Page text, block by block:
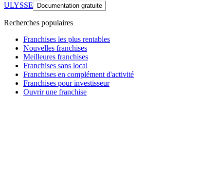
ULYSSE Documentation gratuite
Recherches populaires
Franchises les plus rentables
Nouvelles franchises
Meilleures franchises
Franchises sans local
Franchises en complément d'activité
Franchises pour investisseur
Ouvrir une franchise